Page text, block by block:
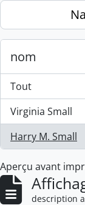
Skip to main content
nom
Tout
Virginia Small
, 1 résultats
Harry M. Small
, 1 résultats
Aperçu avant
description